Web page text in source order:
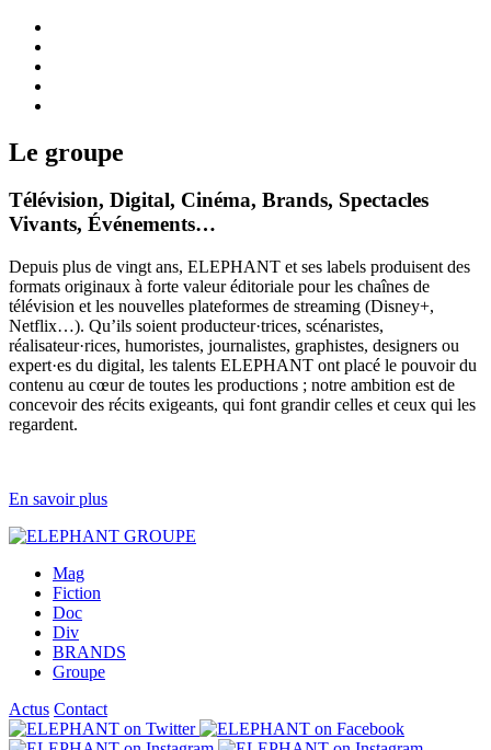
Le groupe
Télévision, Digital, Cinéma, Brands, Spectacles
Vivants, Événements…
Depuis plus de vingt ans, ELEPHANT et ses labels produisent des
formats originaux à forte valeur éditoriale pour les chaînes de
télévision et les nouvelles plateformes de streaming (Disney+,
Netflix…). Qu’ils soient producteur·trices, scénaristes,
réalisateur·rices, humoristes, journalistes, graphistes, designers ou
expert·es du digital, les talents ELEPHANT ont placé le pouvoir du
contenu au cœur de toutes les productions ; notre ambition est de
concevoir des récits exigeants, qui font grandir celles et ceux qui les
regardent.
En savoir plus
Mag
Fiction
Doc
Div
BRANDS
Groupe
Actus Contact